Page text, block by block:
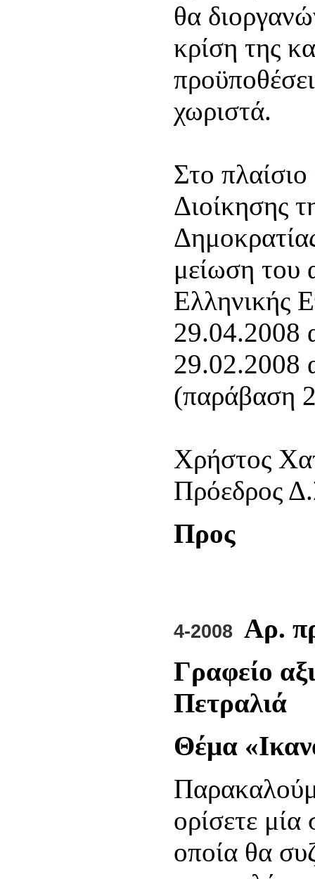
θα
κρίση της
χωριστά.
Στο
Διοίκησης
μείωση του
Ελληνικής
29.04.2008
29.02.2008
(παράβαση
Χρήστος
Πρόεδρος
4-2008 Αρ.
Γραφείο
Πετραλιά
Θέμα
ορίσετε
οποία θα